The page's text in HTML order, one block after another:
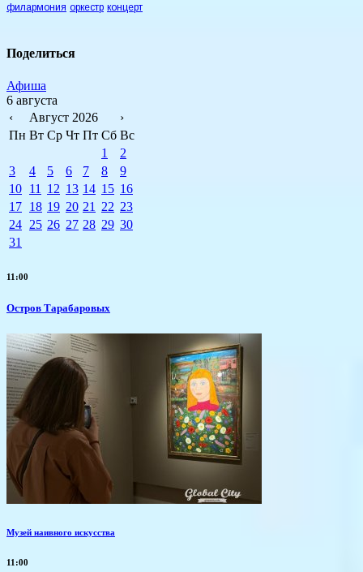
филармония оркестр концерт
Поделиться
Афиша
6 августа
‹
Август 2026
›
Пн Вт Ср Чт Пт Сб Вс
1
2
3
4 5 6 7 8
9
10 11 12 13 14 15 16
17 18 19 20 21 22 23
24 25 26 27 28 29 30
31
11:00
Остров Тарабаровых
Музей наивного искусства
11:00